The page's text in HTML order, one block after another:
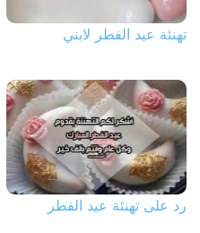
تهنئة عيد الفطر لابني
رد على تهنئة عيد الفطر